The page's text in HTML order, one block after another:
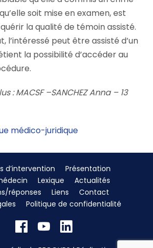
soit mise en examen, est
la qualité de témoin assisté.
l’intéressé peut être assisté d’un
la possibilité d’accéder au
: MACSF–SANCHEZ Anna – 13
médico-juridique
d’intervention
Présentation
Lexique
Actualités
réponses
Liens
Contact
Politique de confidentialité